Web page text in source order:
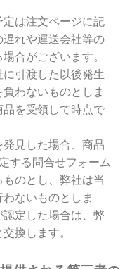
は注文ページに記
れや運送会社等の
合がございます。
引渡した以後発生
わないものとしま
を受領して時点で
見した場合、商品
する問合せフォーム
のとし、弊社は当
ないものとしま
定した場合は、弊
換します。